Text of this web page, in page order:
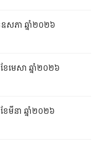
សភា ឆ្នាំ២០២៦
ែមេសា ឆ្នាំ២០២៦
ែមីនា ឆ្នាំ២០២៦